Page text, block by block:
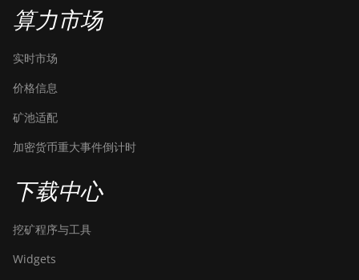
算力市场
实时市场
价格信息
矿池适配
加密货币重大事件倒计时
下载中心
挖矿程序与工具
Widgets